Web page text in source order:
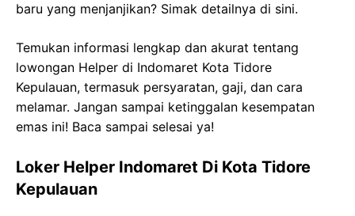
baru yang menjanjikan? Simak detailnya di sini.
Temukan informasi lengkap dan akurat tentang
lowongan Helper di Indomaret Kota Tidore
Kepulauan, termasuk persyaratan, gaji, dan cara
melamar. Jangan sampai ketinggalan kesempatan
emas ini! Baca sampai selesai ya!
Loker Helper Indomaret Di Kota Tidore
Kepulauan